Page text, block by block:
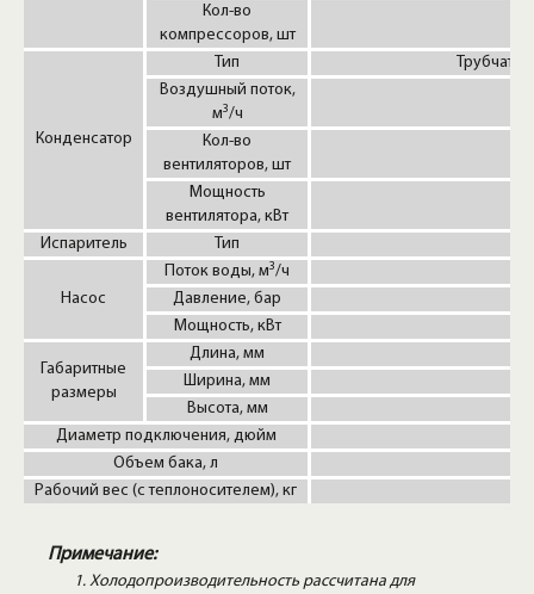
Кол-во
компрессоров, шт
Конденсатор
Тип
Воздушный поток,
м3/ч
Кол-во
вентиляторов, шт
Мощность
вентилятора, кВт
Испаритель
Тип
Насос
Поток воды, м3/ч
Давление, бар
Мощность, кВт
Габаритные
размеры
Длина, мм
Ширина, мм
Высота, мм
Диаметр подключения, дюйм
Объем бака, л
Рабочий вес (с теплоносителем), кг
Примечание:
Холодопроизводительность рассчитана для